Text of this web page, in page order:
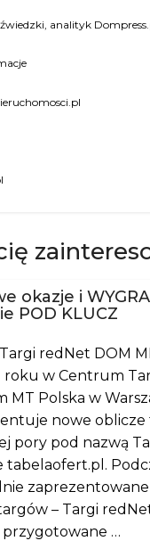
analityk
okazje i
POD KLUCZ
redNet DOM
roku w Centrum
MT Polska w
nowe
pory pod nazwą
tabelaofert.pl.
– Targi
przygotowane …